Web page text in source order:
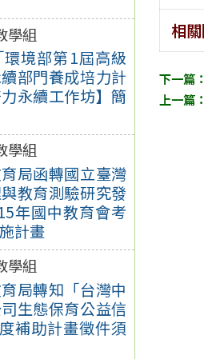
學組
境部第1屆高級
部門養成培力計
永續工作坊】簡
學組
局函轉國立臺灣
教育測驗研究發
年國中教育會考
計畫
學組
局轉知「台灣中
生態保育公益信
補助計畫徵件須
相